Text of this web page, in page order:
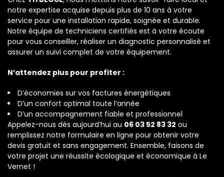
notre expertise acquise depuis plus de 10 ans à votre
service pour une installation rapide, soignée et durable.
Notre équipe de techniciens certifiés est à votre écoute
pour vous conseiller, réaliser un diagnostic personnalisé et
assurer un suivi complet de votre équipement.
N’attendez plus pour profiter :
D’économies sur vos factures énergétiques
D’un confort optimal toute l’année
D’un accompagnement fiable et professionnel
Appelez-nous dès aujourd’hui au 06 03 52 83 32 ou
remplissez notre formulaire en ligne pour obtenir votre
devis gratuit et sans engagement. Ensemble, faisons de
votre projet une réussite écologique et économique à Le
Vernet !